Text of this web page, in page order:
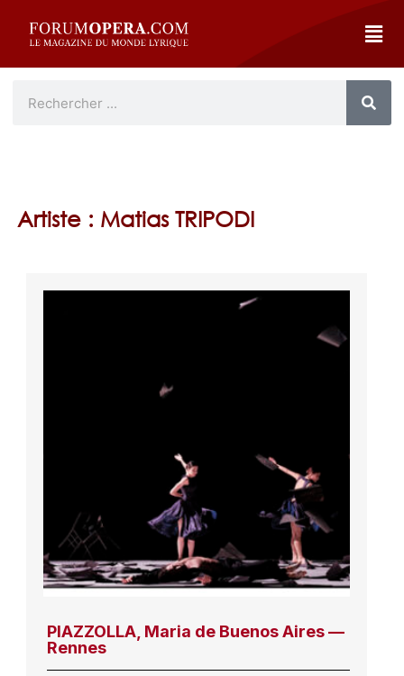
Artiste : Matias TRIPODI
PIAZZOLLA, Maria de Buenos Aires —
Rennes